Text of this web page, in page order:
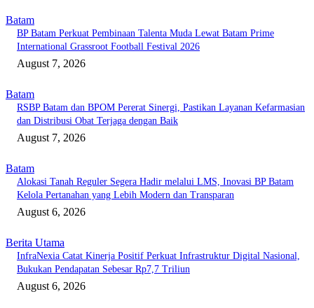
Batam
BP Batam Perkuat Pembinaan Talenta Muda Lewat Batam Prime
International Grassroot Football Festival 2026
August 7, 2026
Batam
RSBP Batam dan BPOM Pererat Sinergi, Pastikan Layanan Kefarmasian
dan Distribusi Obat Terjaga dengan Baik
August 7, 2026
Batam
Alokasi Tanah Reguler Segera Hadir melalui LMS, Inovasi BP Batam
Kelola Pertanahan yang Lebih Modern dan Transparan
August 6, 2026
Berita Utama
InfraNexia Catat Kinerja Positif Perkuat Infrastruktur Digital Nasional,
Bukukan Pendapatan Sebesar Rp7,7 Triliun
August 6, 2026